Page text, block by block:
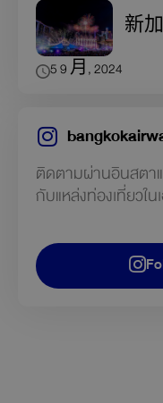
新
5 9 月, 2024
ติดตามผ่านอินสตา
กับแหล่งท่องเที่ยวใน